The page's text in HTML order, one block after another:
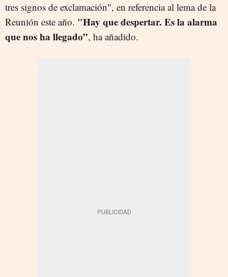
tres signos de exclamación", en referencia al lema de la
Reunión este año. "Hay que despertar. Es la alarma
que nos ha llegado”, ha añadido.